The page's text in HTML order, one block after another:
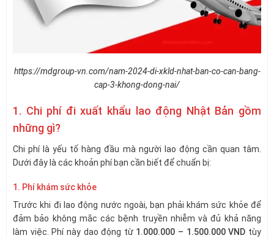
https://mdgroup-vn.com/nam-2024-di-xkld-nhat-ban-co-can-bang-
cap-3-khong-dong-nai/
1. Chi phí đi xuất khẩu lao động Nhật Bản gồm
những gì?
Chi phí là yếu tố hàng đầu mà người lao động cần quan tâm.
Dưới đây là các khoản phí bạn cần biết để chuẩn bị:
1. Phí khám sức khỏe
Trước khi đi lao động nước ngoài, bạn phải khám sức khỏe để
đảm bảo không mắc các bệnh truyền nhiễm và đủ khả năng
làm việc. Phí này dao động từ1.000.000 – 1.500.000 VND tùy